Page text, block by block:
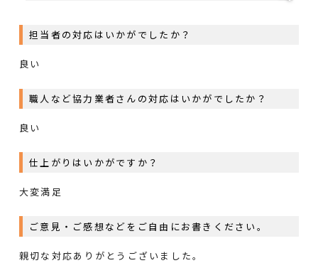
担当者の対応はいかがでしたか？
良い
職人など協力業者さんの対応はいかがでしたか？
良い
仕上がりはいかがですか？
大変満足
ご意見・ご感想などをご自由にお書きください。
親切な対応ありがとうございました。